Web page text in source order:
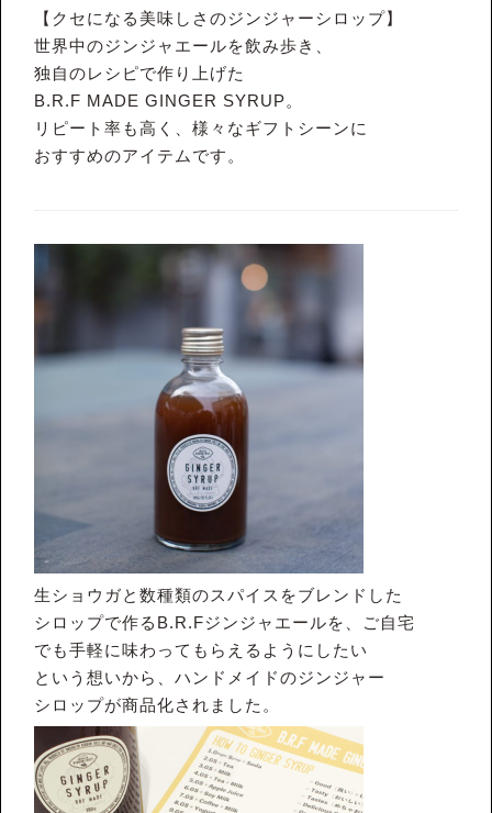
【クセになる美味しさのジンジャーシロップ】
世界中のジンジャエールを飲み歩き、
独自のレシピで作り上げた
B.R.F MADE GINGER SYRUP。
リピート率も高く、様々なギフトシーンに
おすすめのアイテムです。
生ショウガと数種類のスパイスをブレンドした
シロップで作るB.R.Fジンジャエールを、ご自宅
でも手軽に味わってもらえるようにしたい
という想いから、ハンドメイドのジンジャー
シロップが商品化されました。